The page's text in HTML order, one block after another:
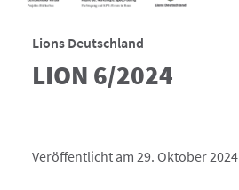
Lions Deutschland
LION 6/2024
Veröffentlicht am 29. Oktober 2024